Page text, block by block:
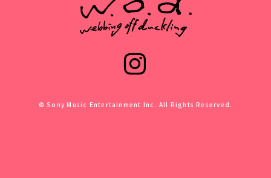
© Sony Music Entertainment Inc. All Rights Reserved.